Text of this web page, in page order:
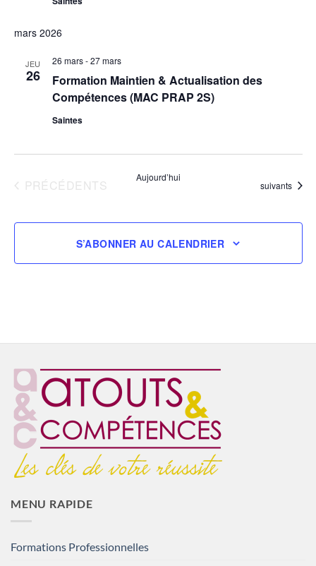
mars 2026
JEU
26
Formation Maintien & Actualisation des
Compétences (MAC PRAP 2S)
26 mars-27 mars
Saintes
ÉVÈNEMENTS
PRÉCÉDENTS
Aujourd’hui
Évènements
suivants
S’ABONNER AU CALENDRIER
MENU RAPIDE
Formations Professionnelles